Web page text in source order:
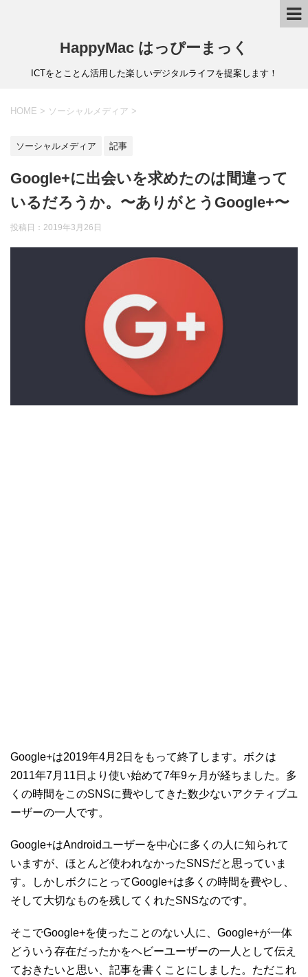
HappyMac はっぴーまっく
ICTをとことん活用した楽しいデジタルライフを提案します！
HOME > ソーシャルメディア >
ソーシャルメディア 記事
Google+に出会いを求めたのは間違って
いるだろうか。〜ありがとうGoogle+〜
投稿日： 2019年3月26日
Google+は2019年4月2日をもって終了します。ボクは
2011年7月11日より使い始めて7年9ヶ月が経ちました。多
くの時間をこのSNSに費やしてきた数少ないアクティブユ
ーザーの一人です。
Google+はAndroidユーザーを中心に多くの人に知られて
いますが、ほとんど使われなかったSNSだと思っていま
す。しかしボクにとってGoogle+は多くの時間を費やし、
そして大切なものを残してくれたSNSなのです。
そこでGoogle+を使ったことのない人に、Google+が一体
どういう存在だったかをヘビーユーザーの一人として伝え
ておきたいと思い、記事を書くことにしました。ただこれ